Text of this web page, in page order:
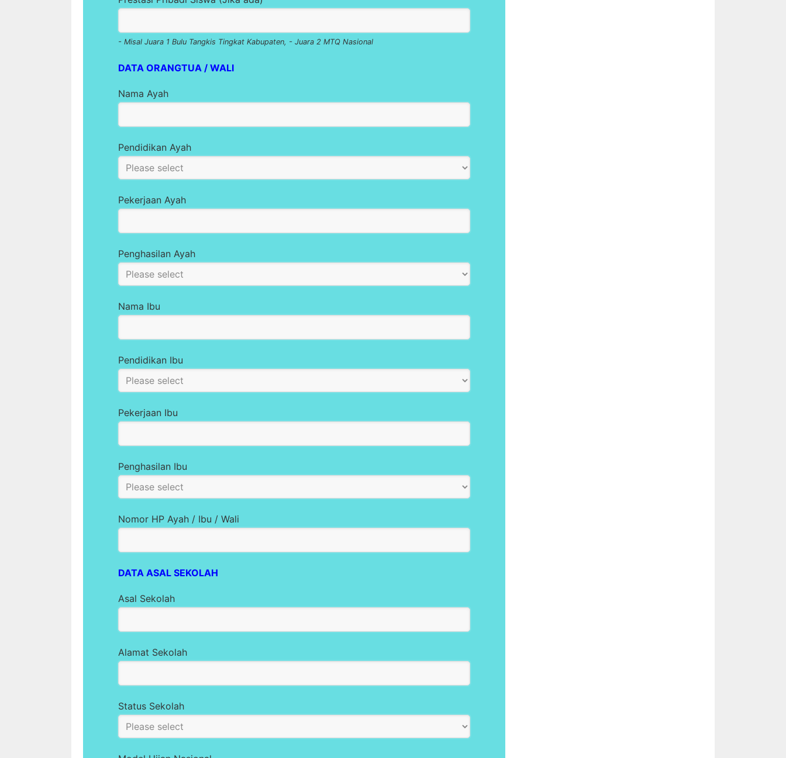
- Misal Juara 1 Bulu Tangkis Tingkat Kabupaten, - Juara 2 MTQ Nasional
DATA ORANGTUA / WALI
Nama Ayah
Pendidikan Ayah
Pekerjaan Ayah
Penghasilan Ayah
Nama Ibu
Pendidikan Ibu
Pekerjaan Ibu
Penghasilan Ibu
Nomor HP Ayah / Ibu / Wali
DATA ASAL SEKOLAH
Asal Sekolah
Alamat Sekolah
Status Sekolah